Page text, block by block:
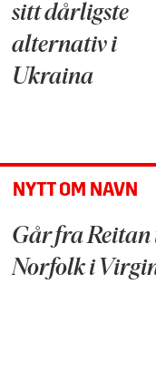
sitt dårligste
alternativ i
Ukraina
NYTT OM NAVN
Går fra
Norfolk i